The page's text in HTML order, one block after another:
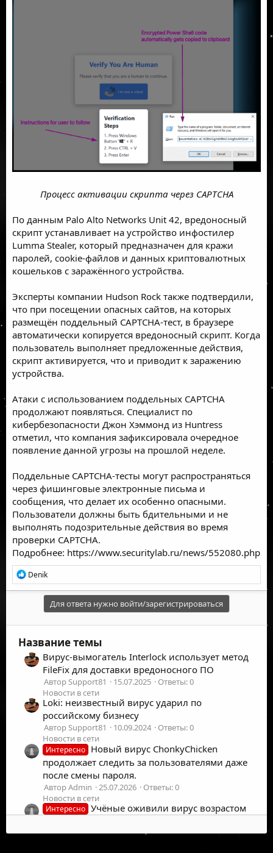
Процесс активации скрипта через CAPTCHA
По данным Palo Alto Networks Unit 42, вредоносный
скрипт устанавливает на устройство инфостилер
Lumma Stealer, который предназначен для кражи
паролей, cookie-файлов и данных криптовалютных
кошельков с заражённого устройства.
Эксперты компании Hudson Rock также подтвердили,
что при посещении опасных сайтов, на которых
размещён поддельный CAPTCHA-тест, в браузере
автоматически копируется вредоносный скрипт. Когда
пользователь выполняет предложенные действия,
скрипт активируется, что и приводит к заражению
устройства.
Атаки с использованием поддельных CAPTCHA
продолжают появляться. Специалист по
кибербезопасности Джон Хэммонд из Huntress
отметил, что компания зафиксировала очередное
появление данной угрозы на прошлой неделе.
Поддельные CAPTCHA-тесты могут распространяться
через фишинговые электронные письма и
сообщения, что делает их особенно опасными.
Пользователи должны быть бдительными и не
выполнять подозрительные действия во время
проверки CAPTCHA.
Подробнее: https://www.securitylab.ru/news/552080.php
Р
е
а
:
Denik
Для ответа нужно войти/зарегистрироваться
Название темы
Вирус-вымогатель Interlock использует метод
FileFix для доставки вредоносного ПО
Автор Support81 15.07.2025
Ответы: 0
Новости в сети
Loki: неизвестный вирус ударил по
российскому бизнесу
Автор Support81 10.09.2024
Ответы: 0
Новости в сети
Интересно Новый вирус ChonkyChicken
продолжает следить за пользователями даже
после смены пароля.
Автор Admin 25.07.2026
Ответы: 0
Новости в сети
Интересно Учёные оживили вирус возрастом
Автор Admin 22.07.2026
Ответы: 0